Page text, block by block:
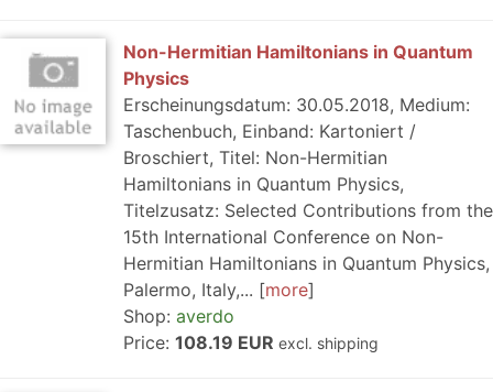
Non-Hermitian Hamiltonians in Quantum
Physics
Erscheinungsdatum: 30.05.2018, Medium:
Taschenbuch, Einband: Kartoniert /
Broschiert, Titel: Non-Hermitian
Hamiltonians in Quantum Physics,
Titelzusatz: Selected Contributions from the
15th International Conference on Non-
Hermitian Hamiltonians in Quantum Physics,
Palermo, Italy,...
more
Shop: averdo
Price: 108.19 EUR excl. shipping